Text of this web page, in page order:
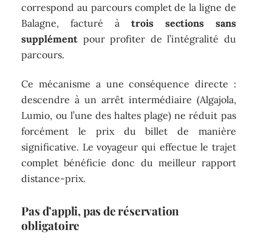
correspond au parcours complet de la ligne de
Balagne, facturé à trois sections sans
supplément pour profiter de l’intégralité du
parcours.
Ce mécanisme a une conséquence directe :
descendre à un arrêt intermédiaire (Algajola,
Lumio, ou l’une des haltes plage) ne réduit pas
forcément le prix du billet de manière
significative. Le voyageur qui effectue le trajet
complet bénéficie donc du meilleur rapport
distance-prix.
Pas d’appli, pas de réservation
obligatoire